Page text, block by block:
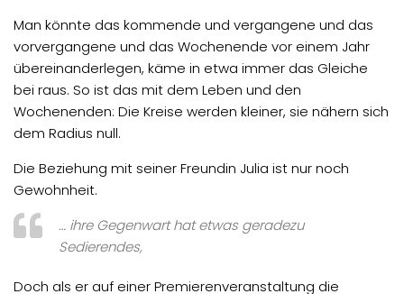
Man könnte das kommende und vergangene und das
vorvergangene und das Wochenende vor einem Jahr
übereinanderlegen, käme in etwa immer das Gleiche
bei raus. So ist das mit dem Leben und den
Wochenenden: Die Kreise werden kleiner, sie nähern sich
dem Radius null.
Die Beziehung mit seiner Freundin Julia ist nur noch
Gewohnheit.
… ihre Gegenwart hat etwas geradezu
Sedierendes,
Doch als er auf einer Premierenveranstaltung die